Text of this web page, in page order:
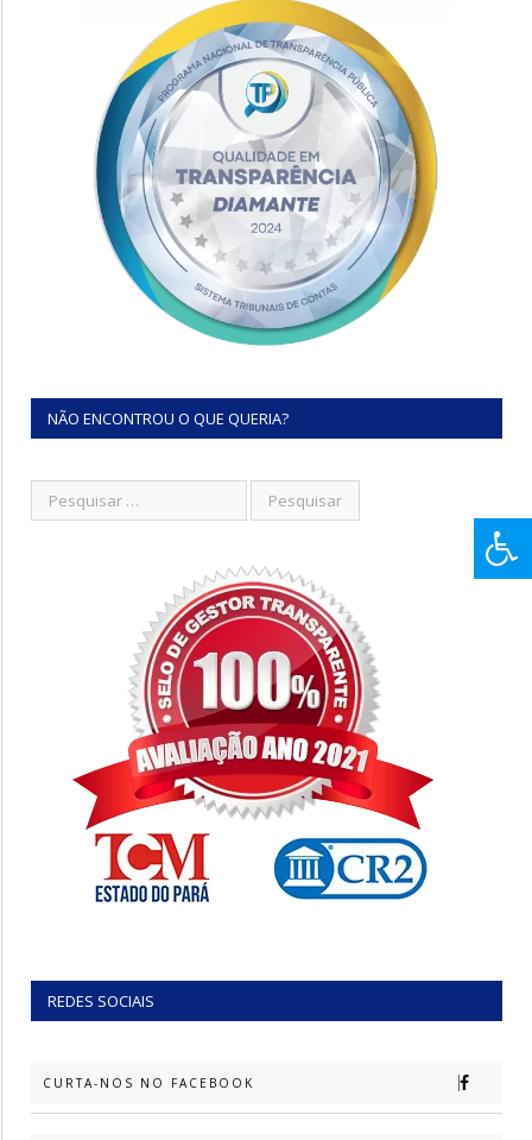
NÃO ENCONTROU O QUE QUERIA?
REDES SOCIAIS
CURTA-NOS NO FACEBOOK